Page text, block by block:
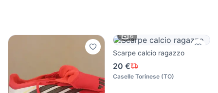
6
Scarpe calcio ragazzo
20 €
Caselle Torinese (TO)